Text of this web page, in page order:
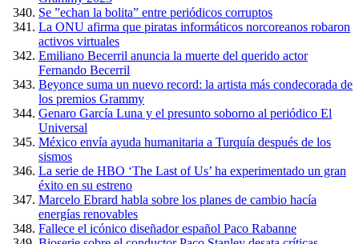
Se ”echan la bolita” entre periódicos corruptos
La ONU afirma que piratas informáticos norcoreanos robaron
activos virtuales
Emiliano Becerril anuncia la muerte del querido actor
Fernando Becerril
Beyonce suma un nuevo record: la artista más condecorada de
los premios Grammy
Genaro García Luna y el presunto soborno al periódico El
Universal
México envía ayuda humanitaria a Turquía después de los
sismos
La serie de HBO ‘The Last of Us’ ha experimentado un gran
éxito en su estreno
Marcelo Ebrard habla sobre los planes de cambio hacía
energías renovables
Fallece el icónico diseñador español Paco Rabanne